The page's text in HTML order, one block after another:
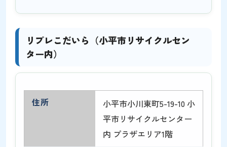
リプレこだいら（小平市リサイクルセン
ター内）
住所
小平市小川東町5-19-10 小
平市リサイクルセンター
内 プラザエリア1階